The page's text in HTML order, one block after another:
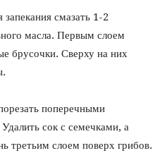
смазать 1-2
масла. Первым слоем
брусочки. Сверху на них
поперечными
сок с семечками, а
третьим слоем поверх грибов.